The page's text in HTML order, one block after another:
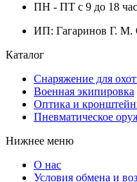
ПН - ПТ с 9 до 18
ИП: Гагаринов Г. М.
Каталог
Снаряжение для
Военная экипировка
Оптика и
Пневматическое
Нижнее меню
О нас
Условия обмена и